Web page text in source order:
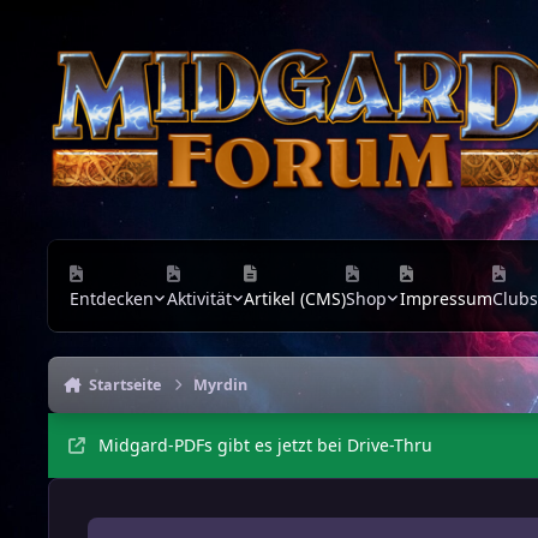
Entdecken Aktivität Artikel (CMS)Shop ImpressumClubs
Startseite Myrdin
Midgard-PDFs gibt es jetzt bei Drive-Thru